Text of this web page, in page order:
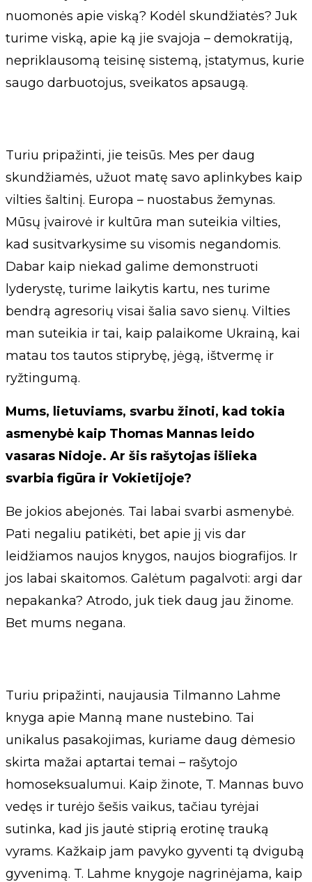
nuomonės apie viską? Kodėl skundžiatės? Juk
turime viską, apie ką jie svajoja – demokratiją,
nepriklausomą teisinę sistemą, įstatymus, kurie
saugo darbuotojus, sveikatos apsaugą.
Turiu pripažinti, jie teisūs. Mes per daug
skundžiamės, užuot matę savo aplinkybes kaip
vilties šaltinį. Europa – nuostabus žemynas.
Mūsų įvairovė ir kultūra man suteikia vilties,
kad susitvarkysime su visomis negandomis.
Dabar kaip niekad galime demonstruoti
lyderystę, turime laikytis kartu, nes turime
bendrą agresorių visai šalia savo sienų. Vilties
man suteikia ir tai, kaip palaikome Ukrainą, kai
matau tos tautos stiprybę, jėgą, ištvermę ir
ryžtingumą.
Mums, lietuviams, svarbu žinoti, kad tokia
asmenybė kaip Thomas Mannas leido
vasaras Nidoje. Ar šis rašytojas išlieka
svarbia figūra ir Vokietijoje?
Be jokios abejonės. Tai labai svarbi asmenybė.
Pati negaliu patikėti, bet apie jį vis dar
leidžiamos naujos knygos, naujos biografijos. Ir
jos labai skaitomos. Galėtum pagalvoti: argi dar
nepakanka? Atrodo, juk tiek daug jau žinome.
Bet mums negana.
Turiu pripažinti, naujausia Tilmanno Lahme
knyga apie Manną mane nustebino. Tai
unikalus pasakojimas, kuriame daug dėmesio
skirta mažai aptartai temai – rašytojo
homoseksualumui. Kaip žinote, T. Mannas buvo
vedęs ir turėjo šešis vaikus, tačiau tyrėjai
sutinka, kad jis jautė stiprią erotinę trauką
vyrams. Kažkaip jam pavyko gyventi tą dvigubą
gyvenimą. T. Lahme knygoje nagrinėjama, kaip